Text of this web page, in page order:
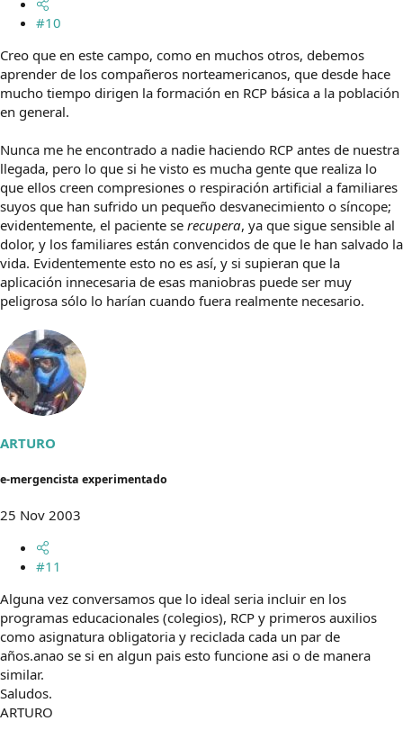
#10
Creo que en este campo, como en muchos otros, debemos
aprender de los compañeros norteamericanos, que desde hace
mucho tiempo dirigen la formación en RCP básica a la población
en general.
Nunca me he encontrado a nadie haciendo RCP antes de nuestra
llegada, pero lo que si he visto es mucha gente que realiza lo
que ellos creen compresiones o respiración artificial a familiares
suyos que han sufrido un pequeño desvanecimiento o síncope;
evidentemente, el paciente se recupera, ya que sigue sensible al
dolor, y los familiares están convencidos de que le han salvado la
vida. Evidentemente esto no es así, y si supieran que la
aplicación innecesaria de esas maniobras puede ser muy
peligrosa sólo lo harían cuando fuera realmente necesario.
ARTURO
e-mergencista experimentado
25 Nov 2003
#11
Alguna vez conversamos que lo ideal seria incluir en los
programas educacionales (colegios), RCP y primeros auxilios
como asignatura obligatoria y reciclada cada un par de
años.anao se si en algun pais esto funcione asi o de manera
similar.
Saludos.
ARTURO